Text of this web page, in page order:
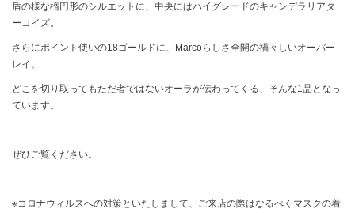
盾の様な楕円形のシルエットに、中央にはハイグレードのキャンデラリアタ
ーコイズ。
さらにポイント使いの18ゴールドに、Marcoらしさ全開の禍々しいオーバー
レイ。
どこを切り取ってもただ者ではないオーラが伝わってくる、そんな1品となっ
ています。
ぜひご覧ください。
※コロナウィルスへの対策といたしまして、ご来店の際はなるべくマスクの着